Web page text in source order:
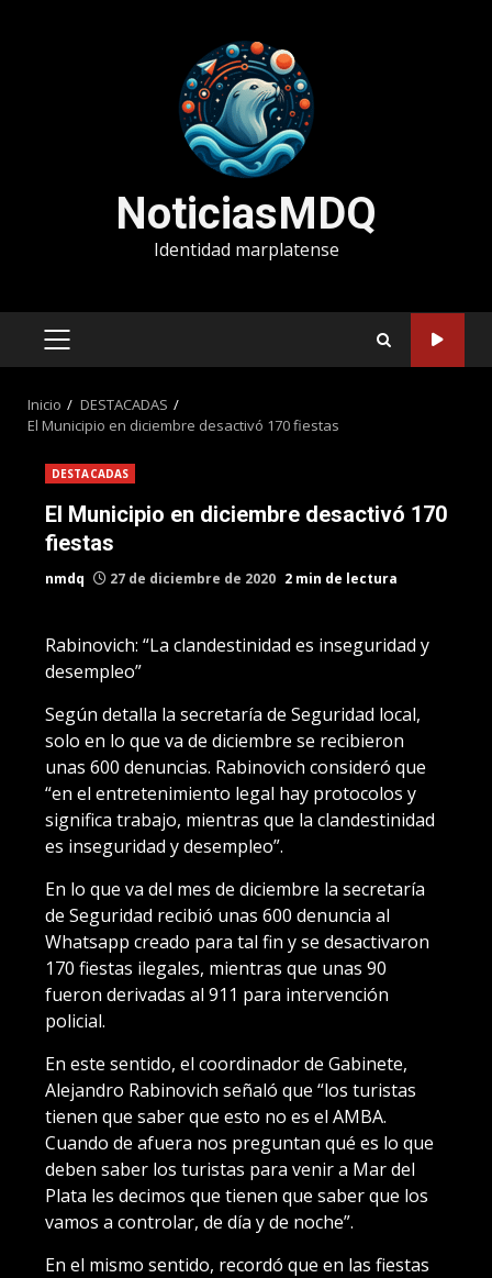
NoticiasMDQ
Identidad marplatense
MENÚ
Inicio
DESTACADAS
El Municipio en diciembre desactivó 170 fiestas
DESTACADAS
El Municipio en diciembre desactivó 170
fiestas
nmdq 27 de diciembre de 2020 2 min de lectura
Rabinovich: “La clandestinidad es inseguridad y
desempleo”
Según detalla la secretaría de Seguridad local,
solo en lo que va de diciembre se recibieron
unas 600 denuncias. Rabinovich consideró que
“en el entretenimiento legal hay protocolos y
significa trabajo, mientras que la clandestinidad
es inseguridad y desempleo”.
En lo que va del mes de diciembre la secretaría
de Seguridad recibió unas 600 denuncia al
Whatsapp creado para tal fin y se desactivaron
170 fiestas ilegales, mientras que unas 90
fueron derivadas al 911 para intervención
policial.
En este sentido, el coordinador de Gabinete,
Alejandro Rabinovich señaló que “los turistas
tienen que saber que esto no es el AMBA.
Cuando de afuera nos preguntan qué es lo que
deben saber los turistas para venir a Mar del
Plata les decimos que tienen que saber que los
vamos a controlar, de día y de noche”.
En el mismo sentido, recordó que en las fiestas